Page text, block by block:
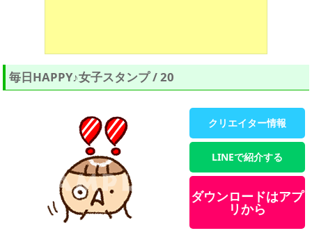
毎日HAPPY♪女子スタンプ / 20
クリエイター情報
LINEで紹介する
ダウンロードはアプ
リから